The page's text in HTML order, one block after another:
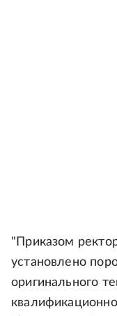
"Приказом
установлено
оригинального